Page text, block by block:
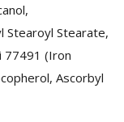
Stearoyl Stearate,
77491 (Iron
Ascorbyl